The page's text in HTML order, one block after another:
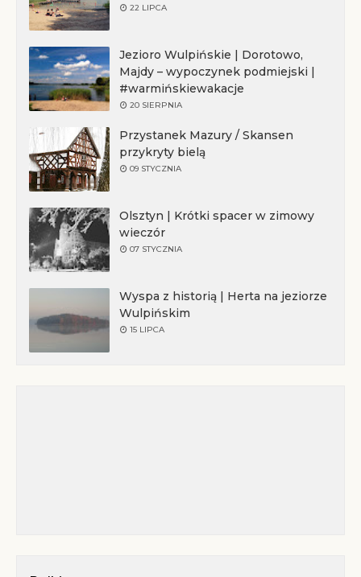
22 LIPCA
Jezioro Wulpińskie | Dorotowo,
Majdy – wypoczynek podmiejski |
#warmińskiewakacje
20 SIERPNIA
Przystanek Mazury / Skansen
przykryty bielą
09 STYCZNIA
Olsztyn | Krótki spacer w zimowy
wieczór
07 STYCZNIA
Wyspa z historią | Herta na jeziorze
Wulpińskim
15 LIPCA